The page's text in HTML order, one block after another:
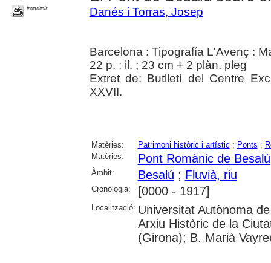
imprimir Danés i Torras, Josep
Barcelona : Tipografía L'Avenç :
22 p. : il. ; 23 cm + 2 plàn. pleg
Extret de: Butlletí del Centre
XXVII.
Matèries: Patrimoni històric i artístic ; Ponts ;
Matèries:
Pont Romànic de Besalú
Àmbit: Besalú ; Fluvià, riu
Cronologia: [0000 - 1917]
Localització: Universitat Autònoma
Arxiu Històric de la
(Girona); B. Marià